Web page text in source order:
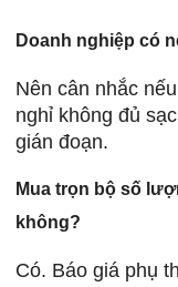
Doanh nghiệp có
Nên cân nhắc
nghỉ không đủ
gián đoạn.
Mua trọn bộ số
không?
Có. Báo giá phụ